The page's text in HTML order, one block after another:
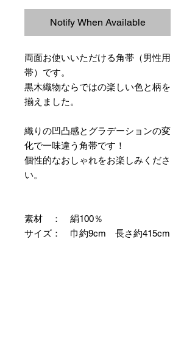
Notify When Available
両面お使いいただける角帯（男性用
帯）です。
黒木織物ならではの楽しい色と柄を
揃えました。
織りの凹凸感とグラデーションの変
化で一味違う角帯です！
個性的なおしゃれをお楽しみくださ
い。
素材 ： 絹100％
サイズ： 巾約9cm 長さ約415cm